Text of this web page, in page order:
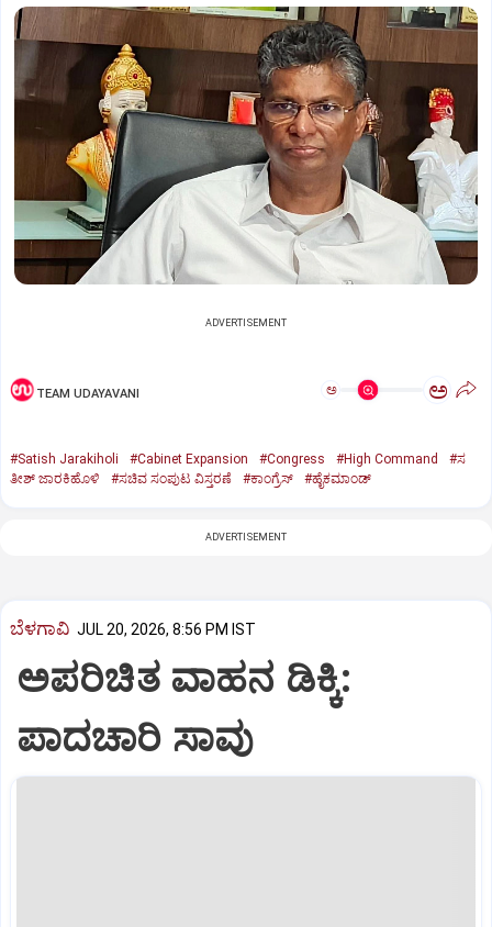
ADVERTISEMENT
TEAM UDAYAVANI ಅ ಅ
#Satish Jarakiholi #Cabinet Expansion #Congress #High Command
#ಸ
ತೀಶ್ ಜಾರಕಿಹೊಳಿ
#ಸಚಿವ ಸಂಪುಟ ವಿಸ್ತರಣೆ #ಕಾಂಗ್ರೆಸ್ #ಹೈಕಮಾಂಡ್
ADVERTISEMENT
ಬೆಳಗಾವಿ JUL 20, 2026, 8:56 PM IST
ಅಪರಿಚಿತ ವಾಹನ ಡಿಕ್ಕಿ:
ಪಾದಚಾರಿ ಸಾವು